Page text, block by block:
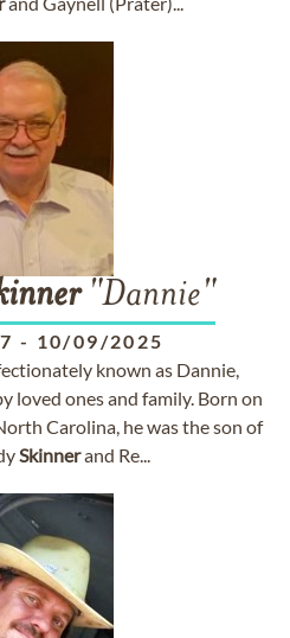
"Dannie"
- 10/09/2025
known as Dannie,
loved ones and family. Born on
Carolina, he was the son of
Skinnerand Re...